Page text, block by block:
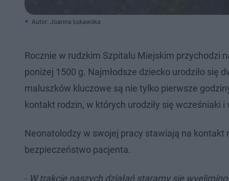
Autor: Joanna Łukawska
Rocznie w rudzkim Szpitalu Miejskim przychodzi
poniżej 1500 g. Najmłodsze dziecko urodziło się
maluszków kluczowe są nie tylko pierwsze
kontakt rodzin, w których urodziły się wcześniaki
Neonatolodzy w swojej pracy stawiają na
bezpieczeństwo pacjenta.
- W trakcie naszych działań staramy się